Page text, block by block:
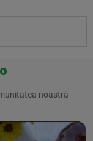
noastră